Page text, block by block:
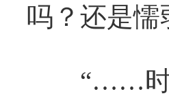
吗？还是
“……时间